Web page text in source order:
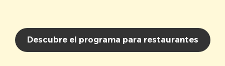
Descubre el programa para restaurantes